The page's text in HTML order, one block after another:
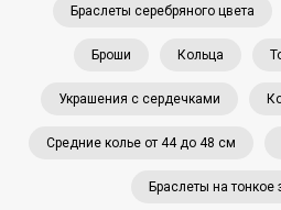
Браслеты серебряного цвета
Броши Кольца
Украшения с сердечками
Средние колье от 44 до 48 см
Браслеты на тонкое